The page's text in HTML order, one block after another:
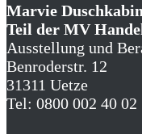
Marvie
Teil der MV
Ausstellung und
Benroderstr. 12
31311 Uetze
Tel: 0800 002 40 02